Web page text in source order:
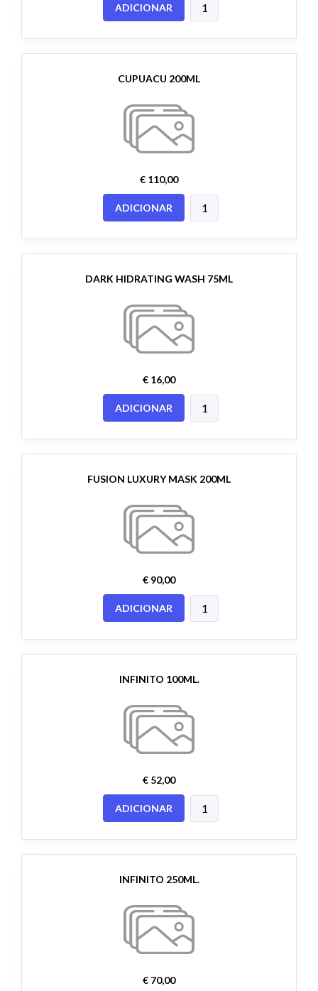
ADICIONAR
CUPUACU 200ML
€ 110,00
ADICIONAR
DARK HIDRATING WASH 75ML
€ 16,00
ADICIONAR
FUSION LUXURY MASK 200ML
€ 90,00
ADICIONAR
INFINITO 100ML.
€ 52,00
ADICIONAR
INFINITO 250ML.
€ 70,00